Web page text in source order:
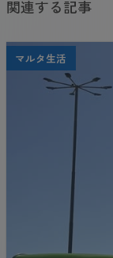
関連する記事
マルタ生活